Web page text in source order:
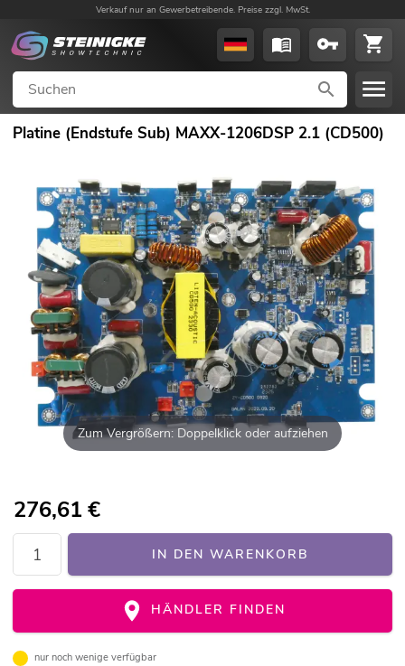
Verkauf nur an Gewerbetreibende. Preise zzgl. MwSt.
Platine (Endstufe Sub) MAXX-1206DSP 2.1 (CD500)
Zum Vergrößern: Doppelklick oder aufziehen
276,61 €
IN DEN WARENKORB
HÄNDLER FINDEN
nur noch wenige verfügbar